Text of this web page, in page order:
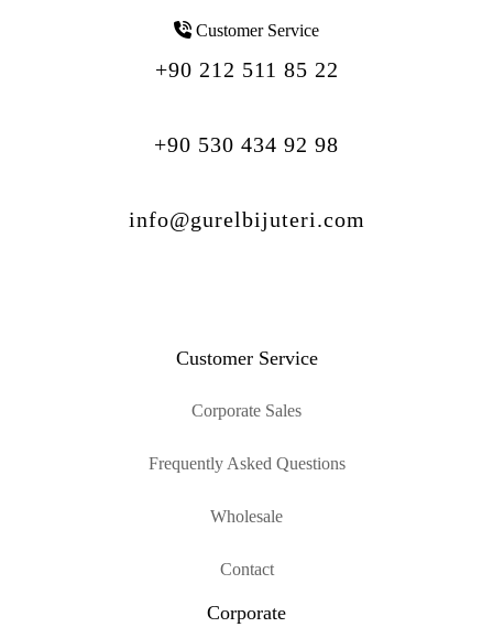
Customer Service
+90 212 511 85 22
+90 530 434 92 98
info@gurelbijuteri.com
Customer Service
Corporate Sales
Frequently Asked Questions
Wholesale
Contact
Corporate